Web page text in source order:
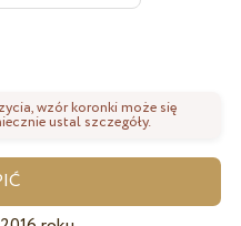
wzór koronki może się
ustal szczegóły.